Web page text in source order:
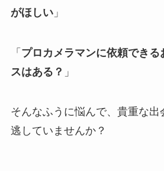
がほしい」
「 プロカメラマンに依頼できる
スはある？ 」
そんなふうに悩んで、貴重な出
逃していませんか？